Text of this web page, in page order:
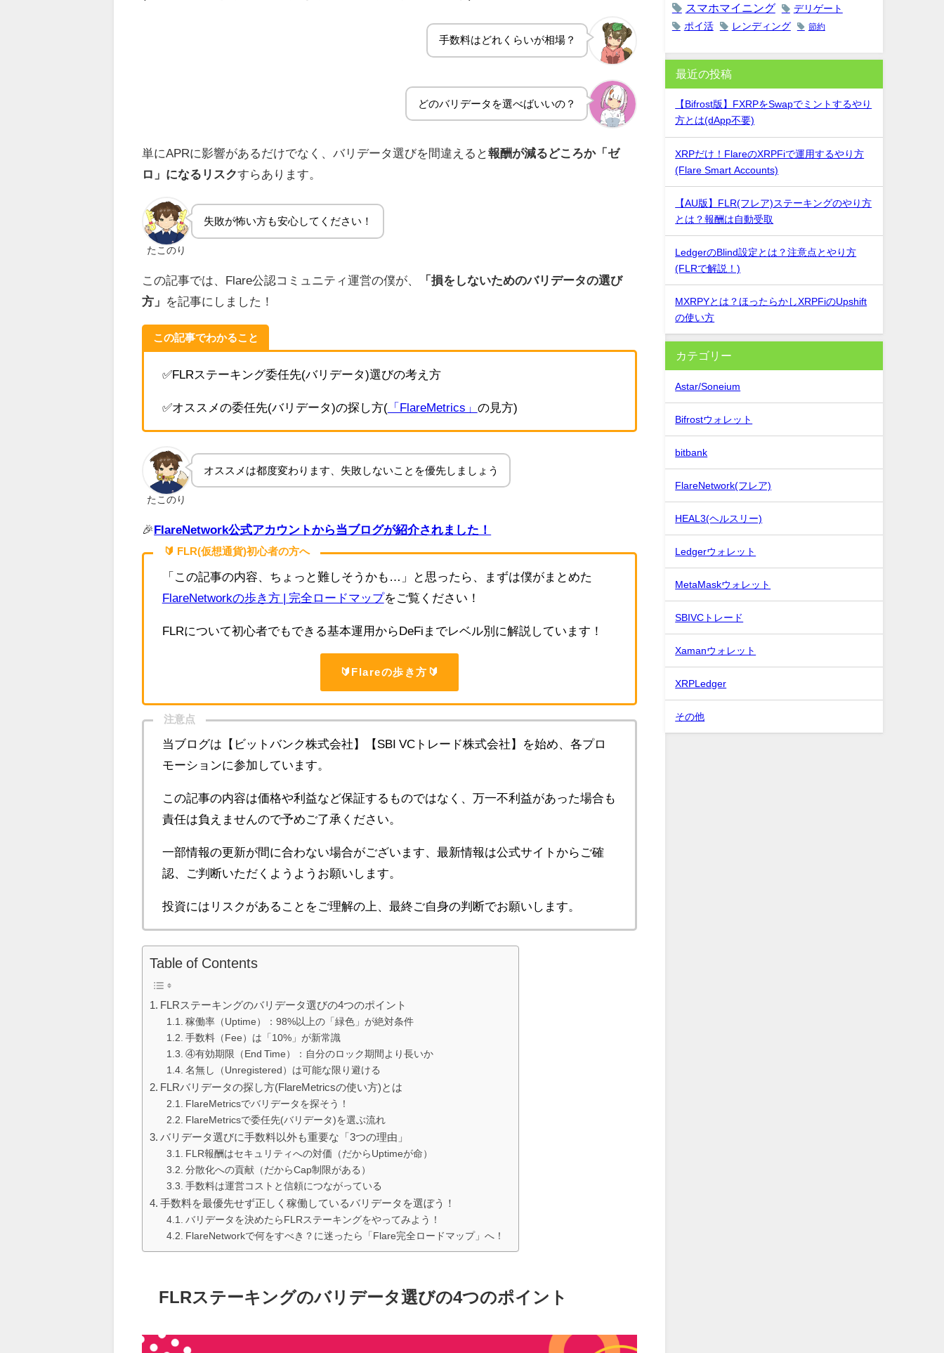
手数料はどれくらいが相場？
どのバリデータを選べばいいの？
単にAPRに影響があるだけでなく、バリデータ選びを間違えると報酬が減るどころか「ゼ
ロ」になるリスクすらあります。
たこのり
失敗が怖い方も安心してください！
この記事では、Flare公認コミュニティ運営の僕が、
「損をしないためのバリデータの選び
方」
を記事にしました！
この記事でわかること
✅FLRステーキング委任先(バリデータ)選びの考え方
✅オススメの委任先(バリデータ)の探し方(「FlareMetrics」 の見方)
たこのり
オススメは都度変わります、失敗しないことを優先しましょう
🎉FlareNetwork公式アカウントから当ブログが紹介されました！
🔰 FLR(仮想通貨)初心者の方へ
「この記事の内容、ちょっと難しそうかも…」と思ったら、まずは僕がまとめた
FlareNetworkの歩き方 | 完全ロードマップをご覧ください！
FLRについて初心者でもできる基本運用からDeFiまでレベル別に解説しています！
🔰Flareの歩き方🔰
注意点
当ブログは【ビットバンク株式会社】【SBI VCトレード株式会社】を始め、各プロ
モーションに参加しています。
この記事の内容は価格や利益など保証するものではなく、万一不利益があった場合も
責任は負えませんので予めご了承ください。
一部情報の更新が間に合わない場合がございます、最新情報は公式サイトからご確
認、ご判断いただくようようお願いします。
投資にはリスクがあることをご理解の上、最終ご自身の判断でお願いします。
Table of Contents
FLRステーキングのバリデータ選びの4つのポイント
稼働率（Uptime）：98%以上の「緑色」が絶対条件
手数料（Fee）は「10%」が新常識
④有効期限（End Time）：自分のロック期間より長いか
名無し（Unregistered）は可能な限り避ける
FLRバリデータの探し方(FlareMetricsの使い方)とは
FlareMetricsでバリデータを探そう！
FlareMetricsで委任先(バリデータ)を選ぶ流れ
バリデータ選びに手数料以外も重要な「3つの理由」
FLR報酬はセキュリティへの対価（だからUptimeが命）
分散化への貢献（だからCap制限がある）
手数料は運営コストと信頼につながっている
手数料を最優先せず正しく稼働しているバリデータを選ぼう！
バリデータを決めたらFLRステーキングをやってみよう！
FlareNetworkで何をすべき？に迷ったら「Flare完全ロードマップ」へ！
FLRステーキングのバリデータ選びの4つのポイント
スマホマイニング
デリゲート
ポイ活
レンディング 節約
最近の投稿
【Bifrost版】FXRPをSwapでミントするやり
方とは(dApp不要)
XRPだけ！FlareのXRPFiで運用するやり方
(Flare Smart Accounts)
【AU版】FLR(フレア)ステーキングのやり方
とは？報酬は自動受取
LedgerのBlind設定とは？注意点とやり方
(FLRで解説！)
MXRPYとは？ほったらかしXRPFiのUpshift
の使い方
カテゴリー
Astar/Soneium
Bifrostウォレット
bitbank
FlareNetwork(フレア)
HEAL3(ヘルスリー)
Ledgerウォレット
MetaMaskウォレット
SBIVCトレード
Xamanウォレット
XRPLedger
その他